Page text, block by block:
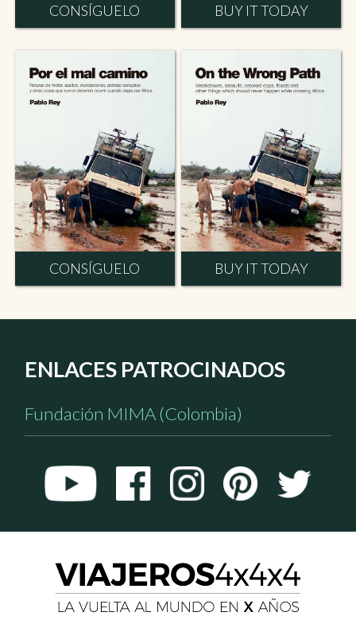
CONSÍGUELO BUY IT TODAY
CONSÍGUELO BUY IT TODAY
ENLACES PATROCINADOS
Fundación MIMA (Colombia)